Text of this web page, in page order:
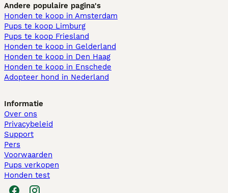
Andere populaire pagina's
Honden te koop in Amsterdam
Pups te koop Limburg​
Pups te koop Friesland​
Honden te koop in Gelderland
Honden te koop in Den Haag
Honden te koop in Enschede
Adopteer hond in Nederland
Informatie
Over ons
Privacybeleid
Support
Pers
Voorwaarden
Pups verkopen
Honden test